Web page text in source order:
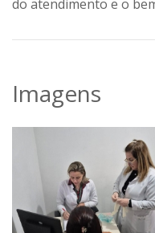
do atendimento e o
Imagens